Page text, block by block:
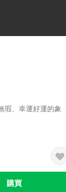
瑕、幸運好運的象
購買